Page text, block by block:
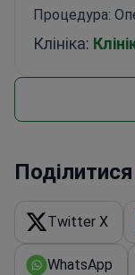
Процедура:
Клініка:
Twitter X
WhatsApp